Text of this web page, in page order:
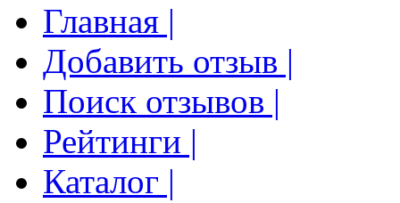
Главная |
Добавить отзыв |
Поиск отзывов |
Рейтинги |
Каталог |